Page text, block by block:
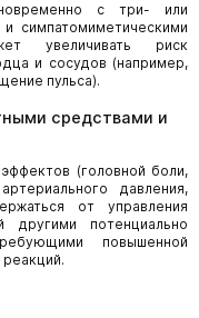
с три- или
симпатомиметическими
увеличивать риск
и сосудов (например,
пульса).
средствами и
(головной боли,
давления,
от управления
другими потенциально
повышенной